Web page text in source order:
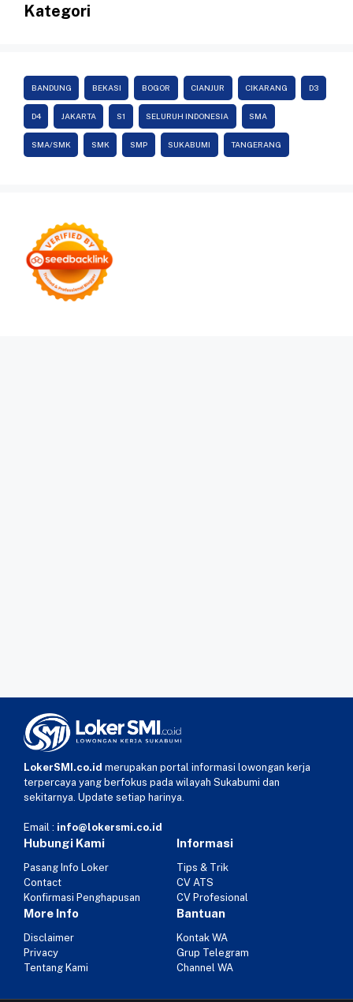
Kategori
BANDUNG BEKASI BOGOR CIANJUR CIKARANG D3
D4 JAKARTA S1 SELURUH INDONESIA SMA
SMA/SMK SMK SMP SUKABUMI TANGERANG
LokerSMI.co.id merupakan portal informasi lowongan kerja
terpercaya yang berfokus pada wilayah Sukabumi dan
sekitarnya. Update setiap harinya.
Email : info@lokersmi.co.id
Hubungi Kami
Pasang Info Loker
Contact
Konfirmasi Penghapusan
Informasi
Tips & Trik
CV ATS
CV Profesional
More Info
Disclaimer
Privacy
Tentang Kami
Bantuan
Kontak WA
Grup Telegram
Channel WA